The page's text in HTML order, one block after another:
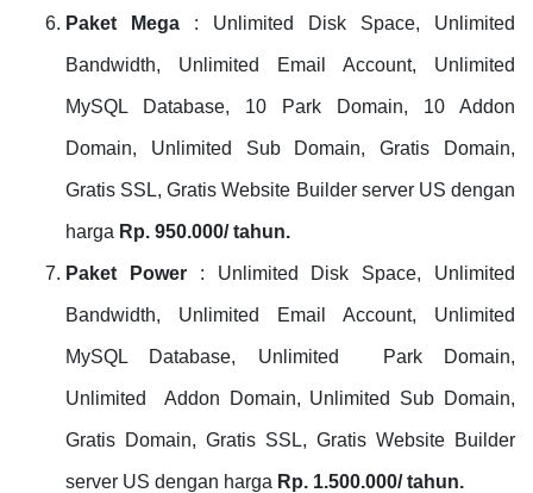
Paket Mega : Unlimited Disk Space, Unlimited
Bandwidth, Unlimited Email Account, Unlimited
MySQL Database, 10 Park Domain, 10 Addon
Domain, Unlimited Sub Domain, Gratis Domain,
Gratis SSL, Gratis Website Builder server US dengan
harga Rp. 950.000/ tahun.
Paket Power: Unlimited Disk Space, Unlimited
Bandwidth, Unlimited Email Account, Unlimited
MySQL Database, Unlimited Park Domain,
Unlimited Addon Domain, Unlimited Sub Domain,
Gratis Domain, Gratis SSL, Gratis Website Builder
server US dengan harga Rp. 1.500.000/ tahun.